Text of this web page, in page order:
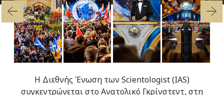
Η Διεθνής Ένωση των Scientologist (IAS)
συγκεντρώνεται στο Ανατολικό Γκρίνστεντ, στη